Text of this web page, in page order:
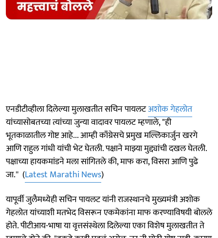
एनडीटीव्हीला दिलेल्या मुलाखतीत सचिन पायलटअशोक गेहलोत
यांच्यासोबतच्या त्यांच्या जुन्या वादावर पायलट म्हणाले, "ही
भूतकाळातील गोष्ट आहे... आम्ही काँग्रेसचे प्रमुख मल्लिकार्जुन खरगे
आणि राहुल गांधी यांची भेट घेतली. पक्षाने माझ्या मुद्द्यांची दखल घेतली.
पक्षाच्या हायकमांडने मला सांगितले की, माफ करा, विसरा आणि पुढे
जा.'' (Latest Marathi News)
यापूर्वी जुलैमध्येही सचिन पायलट यांनी राजस्थानचे मुख्यमंत्री अशोक
गेहलोत यांच्याशी मतभेद विसरून एकमेकांना माफ करण्याविषयी बोलले
होते. पीटीआय-भाषा या वृत्तसंस्थेला दिलेल्या एका विशेष मुलाखतीत ते